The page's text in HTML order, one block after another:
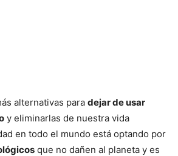
alternativas para dejar de usar
y eliminarlas de nuestra vida
en todo el mundo está optando por
que no dañen al planeta y es